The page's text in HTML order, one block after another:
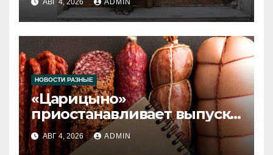
НОВОСТИ РАЗНЫЕ
«Царицыно»
приостанавливает выпуск
продукции
АВГ 4, 2026 ADMIN